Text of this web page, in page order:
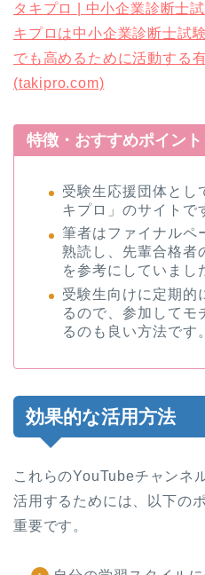
タキプロ | 中小企業診断士
キプロは中小企業診断士試
でも高めるために活動する
(takipro.com)
特徴・おすすめポイント
受験生応援団体とし
キプロ」のサイトで
筆者はファイナルペ
熟読し、先輩合格者
を参考にしていまし
受験生向けに定期的
るので、参加してモ
るのも良い方法です。
効果的な活用方法
これらのYouTubeチャンネ
活用するためには、以下の
重要です。